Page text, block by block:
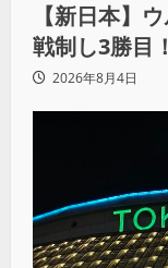
【新日本】
戦制し3勝目
ツの王道を俺
2026年8月4日